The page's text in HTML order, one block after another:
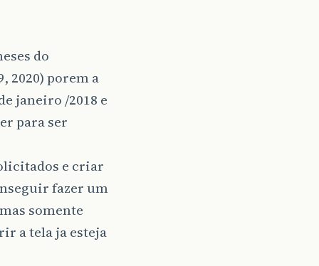
do
2020) porem a
janeiro /2018 e
para ser
e criar
fazer um
somente
a tela ja esteja